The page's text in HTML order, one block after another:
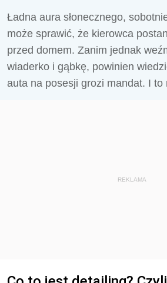
Ładna aura słonecznego,
może sprawić, że kierowca
przed domem. Zanim jednak
wiaderko i gąbkę, powinien
auta na posesji grozi mandat. I to
REKLAMA